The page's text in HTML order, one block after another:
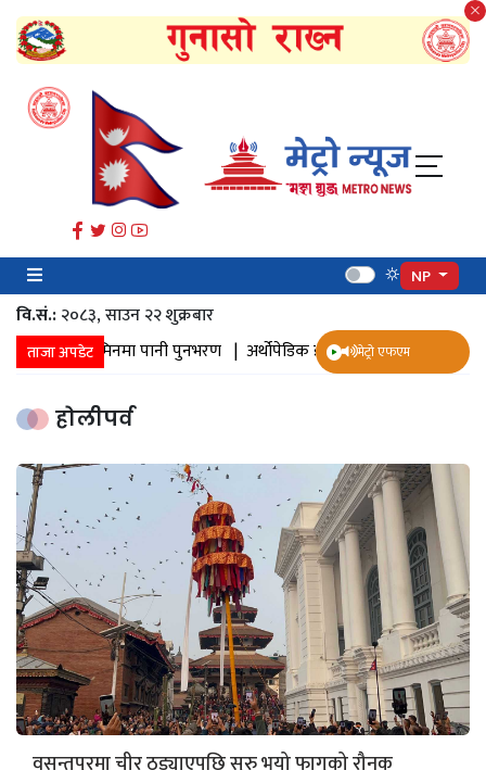
NP
वि.सं.:२०८३, साउन २२ शुक्रबार​
ताजा अपडेट
संकलन |जमिनमा पानी पुनभरण | अर्थोपेडिक इम्प्लान्ट |ज्येष्ठ नागरिक
मेट्रो एफएम
होलीपर्व